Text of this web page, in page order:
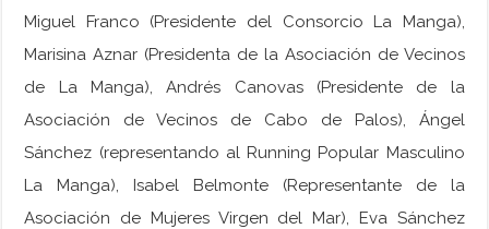
Miguel Franco (Presidente del Consorcio La Manga),
Marisina Aznar (Presidenta de la Asociación de Vecinos
de La Manga), Andrés Canovas (Presidente de la
Asociación de Vecinos de Cabo de Palos), Ángel
Sánchez (representando al Running Popular Masculino
La Manga), Isabel Belmonte (Representante de la
Asociación de Mujeres Virgen del Mar), Eva Sánchez